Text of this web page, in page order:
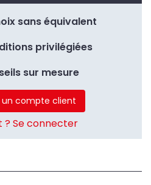
sans équivalent
privilégiées
sur mesure
compte client
? Se connecter